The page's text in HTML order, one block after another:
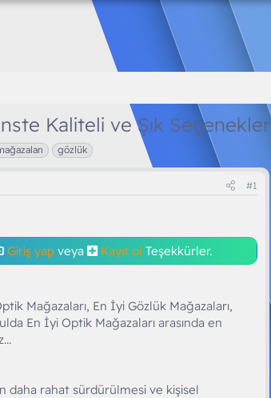
Kaliteli ve Şık Seçenekler
gözlük
#1
Giriş yap veya Kayıt ol Teşekkürler.
Mağazaları, En İyi Gözlük Mağazaları,
En İyi Optik Mağazaları arasında en
daha rahat sürdürülmesi ve kişisel